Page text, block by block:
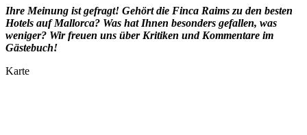
Ihre Meinung ist gefragt! Gehört die Finca Raims zu den besten
Hotels auf Mallorca? Was hat Ihnen besonders gefallen, was
weniger? Wir freuen uns über Kritiken und Kommentare im
Gästebuch!
Karte